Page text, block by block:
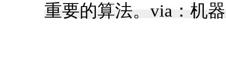
重要的算法。via：机